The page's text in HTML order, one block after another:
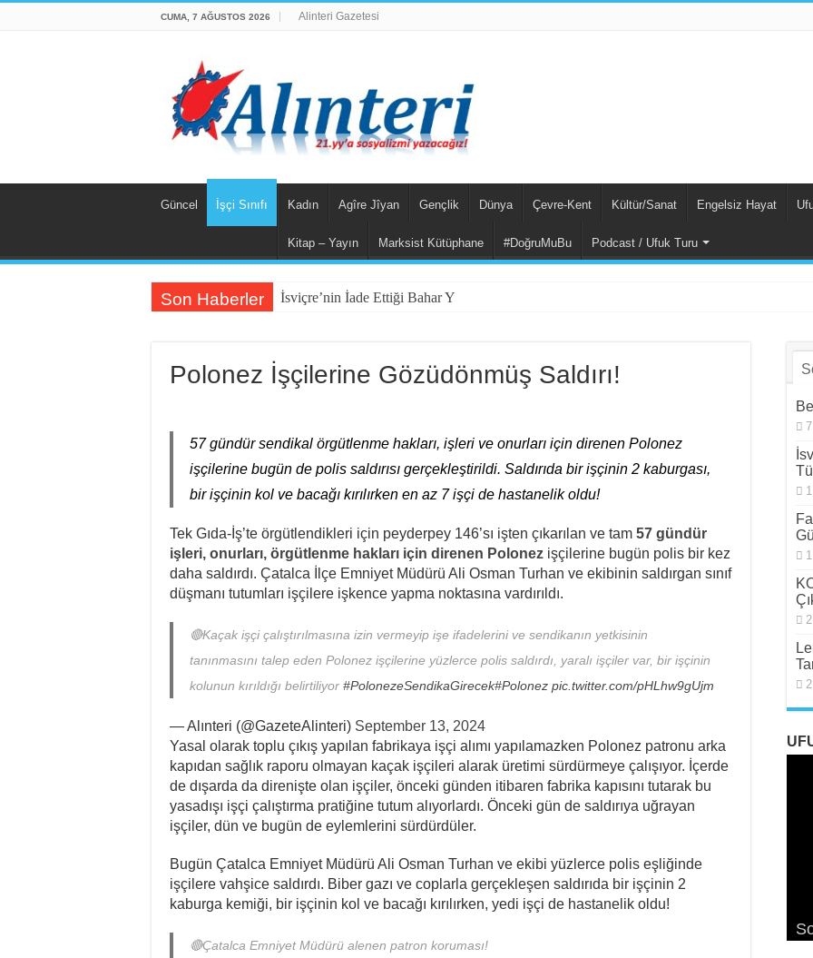
CUMA, 7 AĞUSTOS 2026 Alinteri Gazetesi
Güncel İşçi Sınıfı Kadın Agîre Jîyan Gençlik Dünya Çevre-Kent Kültür/Sanat Engelsiz Hayat
Kitap – Yayın Marksist Kütüphane #DoğruMuBu Podcast / Ufuk Turu
Son Haberler İsviçre’nin İade Ettiği Bahar Yalçınkaya Türk
Polonez İşçilerine Gözüdönmüş Saldırı!
57 gündür sendikal örgütlenme hakları, işleri ve onurları için direnen Polonez
işçilerine bugün de polis saldırısı gerçekleştirildi. Saldırıda bir işçinin 2 kaburgası,
bir işçinin kol ve bacağı kırılırken en az 7 işçi de hastanelik oldu!
Tek Gıda-İş’te örgütlendikleri için peyderpey 146’sı işten çıkarılan ve tam 57 gündür
işleri, onurları, örgütlenme hakları için direnen Polonez işçilerine bugün polis bir kez
daha saldırdı. Çatalca İlçe Emniyet Müdürü Ali Osman Turhan ve ekibinin saldırgan sınıf
düşmanı tutumları işçilere işkence yapma noktasına vardırıldı.
🔴Kaçak işçi çalıştırılmasına izin vermeyip işe ifadelerini ve sendikanın yetkisinin
tanınmasını talep eden Polonez işçilerine yüzlerce polis saldırdı, yaralı işçiler var, bir işçinin
kolunun kırıldığı belirtiliyor #PolonezeSendikaGirecek#Polonez pic.twitter.com/pHLhw9gUjm
— Alınteri (@GazeteAlinteri) September 13, 2024
Yasal olarak toplu çıkış yapılan fabrikaya işçi alımı yapılamazken Polonez patronu arka
kapıdan sağlık raporu olmayan kaçak işçileri alarak üretimi sürdürmeye çalışıyor. İçerde
de dışarda da direnişte olan işçiler, önceki günden itibaren fabrika kapısını tutarak bu
yasadışı işçi çalıştırma pratiğine tutum alıyorlardı. Önceki gün de saldırıya uğrayan
işçiler, dün ve bugün de eylemlerini sürdürdüler.
Bugün Çatalca Emniyet Müdürü Ali Osman Turhan ve ekibi yüzlerce polis eşliğinde
işçilere vahşice saldırdı. Biber gazı ve coplarla gerçekleşen saldırıda bir işçinin 2
kaburga kemiği, bir işçinin kol ve bacağı kırılırken, yedi işçi de hastanelik oldu!
🔴Çatalca Emniyet Müdürü alenen patron koruması!